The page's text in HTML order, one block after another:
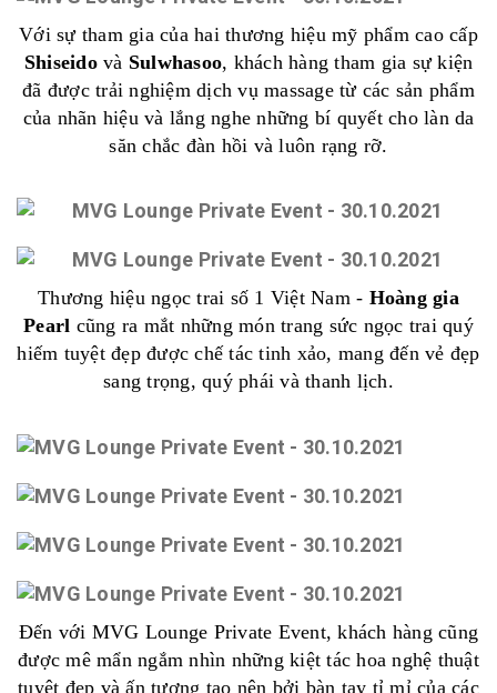
Với sự tham gia của hai thương hiệu mỹ phẩm cao cấp
Shiseidovà Sulwhasoo, khách hàng tham gia sự kiện
đã được trải nghiệm dịch vụ massage từ các sản phẩm
của nhãn hiệu và lắng nghe những bí quyết cho làn da
săn chắc đàn hồi và luôn rạng rỡ.
Thương hiệu ngọc trai số 1 Việt Nam - Hoàng gia
Pearl cũng ra mắt những món trang sức ngọc trai quý
hiếm tuyệt đẹp được chế tác tinh xảo, mang đến vẻ đẹp
sang trọng, quý phái và thanh lịch.
Đến với MVG Lounge Private Event, khách hàng cũng
được mê mẩn ngắm nhìn những kiệt tác hoa nghệ thuật
tuyệt đẹp và ấn tượng tạo nên bởi bàn tay tỉ mỉ của các